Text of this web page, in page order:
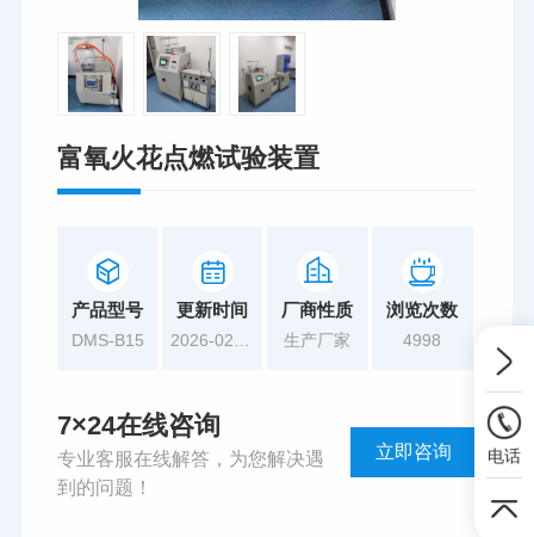
富氧火花点燃试验装置
产品型号
DMS-B15
更新时间 厂商性质
生产厂家
浏览次数
4998
7×24在线咨询
专业客服在线解答，为您解决遇
到的问题！
立即咨询 电话